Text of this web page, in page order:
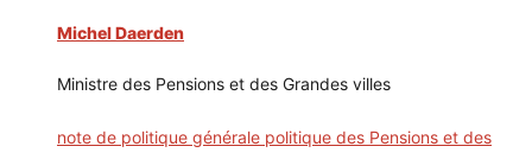
Michel Daerden
Ministre des Pensions et des Grandes villes
note de politique générale politique des Pensions et des